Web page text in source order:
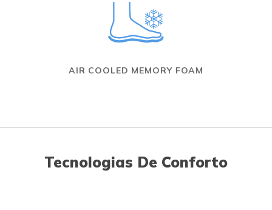
AIR COOLED MEMORY FOAM
Tecnologias De Conforto